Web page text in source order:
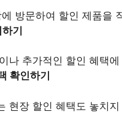
방문하여 할인 제품을
기
나 추가적인 할인 혜택
확인하기
현장 할인 혜택도 놓치